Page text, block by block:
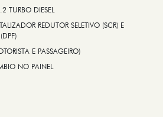
TURBO DIESEL
REDUTOR SELETIVO (SCR) E
E PASSAGEIRO)
NO PAINEL